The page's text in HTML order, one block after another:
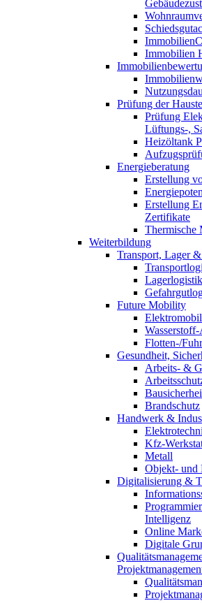
Immobilien
Prüfung der
Prüfung
Lüftungs-,
Heizöltank
Energieberatung
Erstellung
Erstellung
Zertifikate
Thermische
Weiterbildung
Transport, Lager
Lagerlogistik
Future Mobility
Flotten-/
Gesundheit,
Arbeits- &
Brandschutz
Handwerk &
Kfz-
Metall
Objekt- und
Digitalisierung &
Intelligenz
Online
Digitale